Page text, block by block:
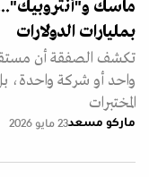
ماسك
بمليارات الدولارات
تكشف الصفقة أن
واحد أو شركة واحدة،
المختبرات
ماركو مسعد23 مايو 2026